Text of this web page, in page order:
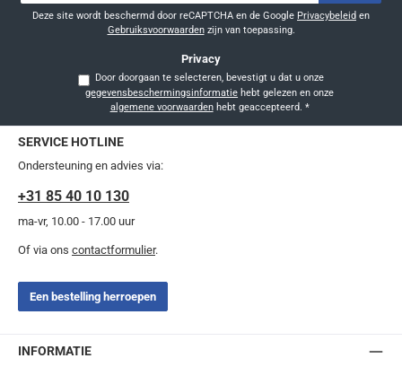
Deze site wordt beschermd door reCAPTCHA en de Google Privacybeleid en
Gebruiksvoorwaardenzijn van toepassing.
Privacy
Door doorgaan te selecteren, bevestigt u dat u onze
gegevensbeschermingsinformatie
algemene voorwaardenhebt geaccepteerd. *
SERVICE HOTLINE
Ondersteuning en advies via:
+31 85 40 10 130
ma-vr, 10.00 - 17.00 uur
Of via ons contactformulier.
Een bestelling herroepen
INFORMATIE